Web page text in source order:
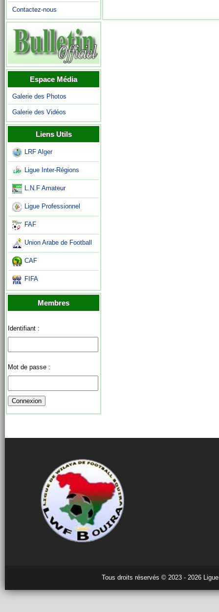
Contactez-nous
Espace Média
Galerie des Photos
Galerie des Vidéos
Liens Utils
LRF Alger
Ligue Inter-Régions
L.N.F Amateur
Ligue Professionnel
FAF
Union Arabe de Football
CAF
FIFA
Membres
Identifiant :
Mot de passe :
Tous droits réservés © 2023 - 2026